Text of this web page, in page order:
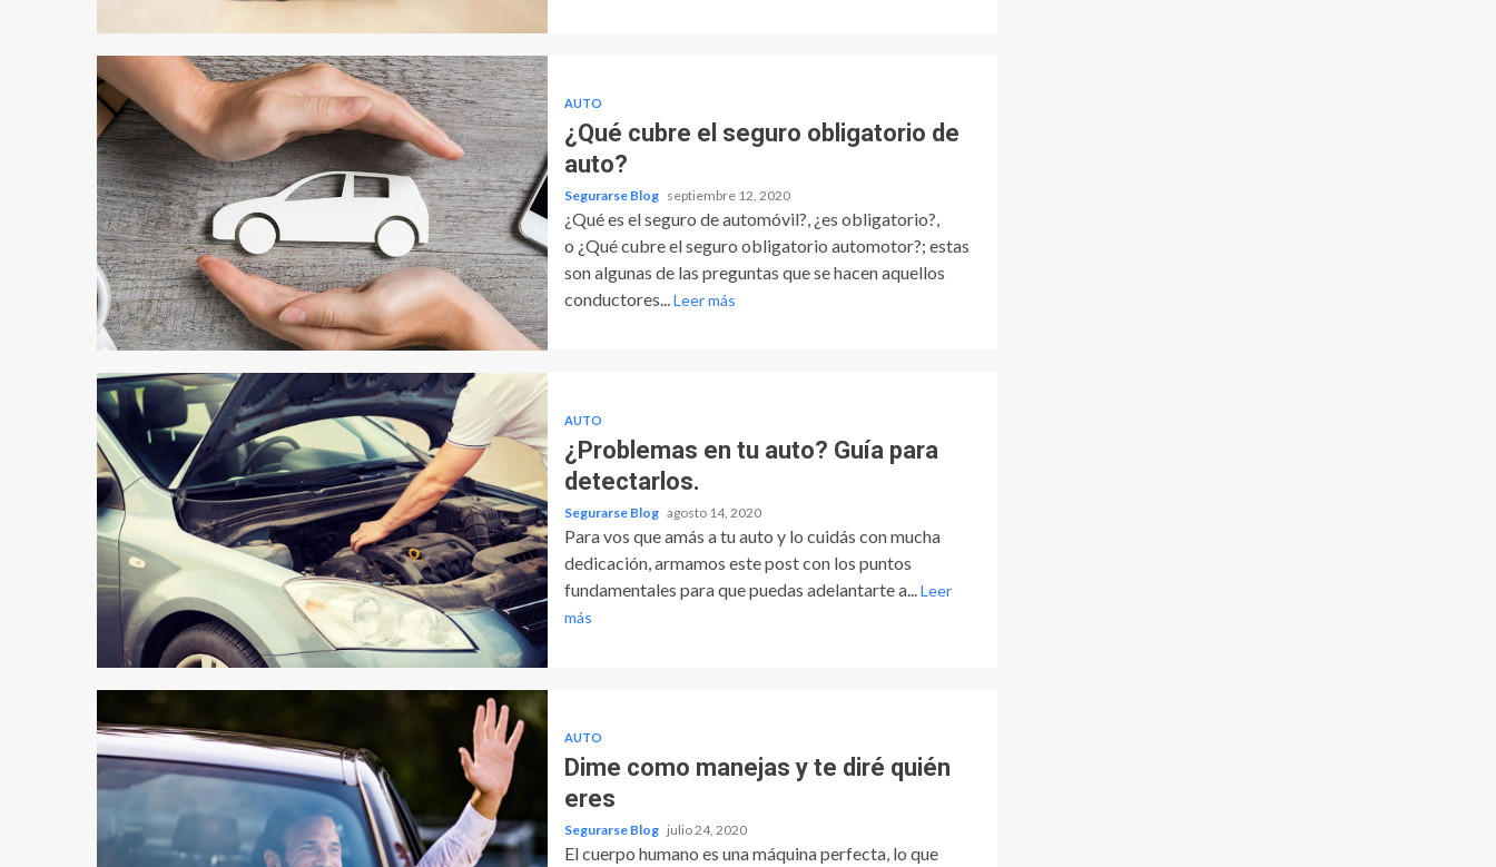
AUTO
¿Qué cubre el seguro obligatorio de
auto?
Segurarse Blog septiembre 12, 2020
¿Qué es el seguro de automóvil?, ¿es obligatorio?,
o ¿Qué cubre el seguro obligatorio automotor?; estas
son algunas de las preguntas que se hacen aquellos
conductores... Leer más
AUTO
¿Problemas en tu auto? Guía para
detectarlos.
Segurarse Blog agosto 14, 2020
Para vos que amás a tu auto y lo cuidás con mucha
dedicación, armamos este post con los puntos
fundamentales para que puedas adelantarte a... Leer
más
AUTO
Dime como manejas y te diré quién
eres
Segurarse Blog julio 24, 2020
El cuerpo humano es una máquina perfecta, lo que